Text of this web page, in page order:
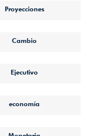
Proyecciones
Cambio
Ejecutivo
economía